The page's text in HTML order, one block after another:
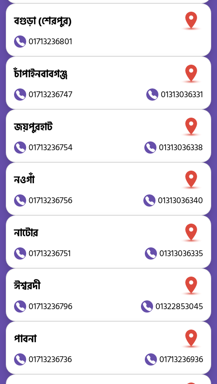
বগুড়া (শেরপুর)
01713236801
চাঁপাইনবাবগঞ্জ
01713236747 01313036331
জয়পুরহাট
01713236754 01313036338
নওগাঁ
01713236756 01313036340
নাটোর
01713236751 01313036335
ঈশ্বরদী
01713236796 01322853045
পাবনা
01713236736 01713236936